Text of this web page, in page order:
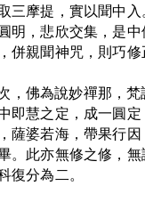
三摩提，實以聞中
明，悲欣交集，是
併親聞神咒，則巧修
，佛為說妙禪那，
即慧之定，成一圓
薩婆若海，帶果行
。此亦無修之修，
復分為二。